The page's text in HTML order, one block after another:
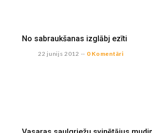
No sabraukšanas izglābj ezīti
22 junijs 2012 -- 0 Komentāri